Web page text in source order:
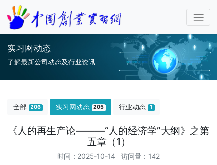
实习网动态
了解最新公司动态及行业资讯
全部 206 实习网动态 205 行业动态 1
《人的再生产论———“人的经济学”大纲》之第
五章（1）
时间：2025-10-14 访问量：142